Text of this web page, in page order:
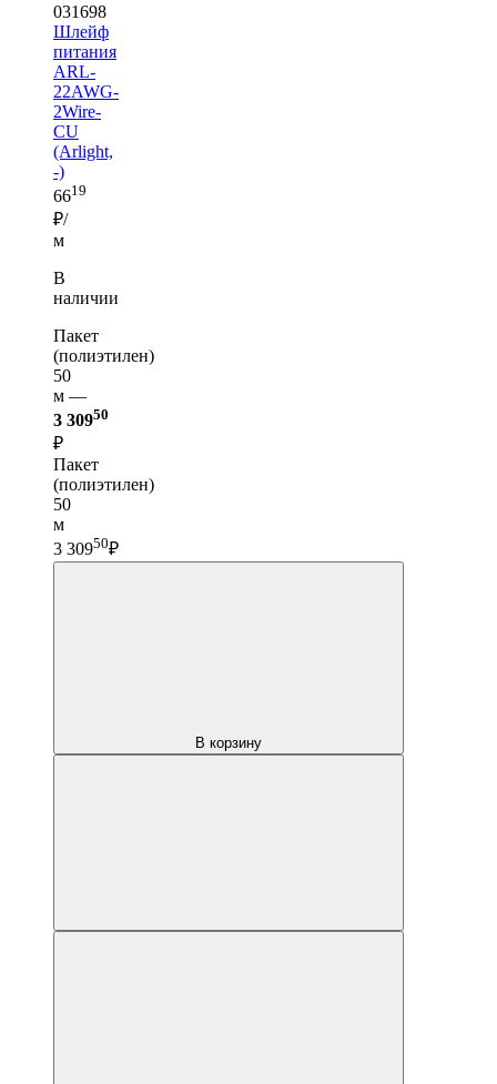
031698
Шлейф
питания
ARL-
22AWG-
2Wire-
CU
(Arlight,
-)
6619
₽/
м
В
наличии
Пакет
(полиэтилен)
50
м —
3 30950
₽
Пакет
(полиэтилен)
50
м
3 30950₽
В корзину